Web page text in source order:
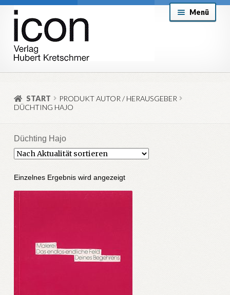
Zur
Navigation
springen
Zum
Inhalt
springen
Menü
About
Versand & Lieferung
Aktuell
START
PRODUKT AUTOR / HERAUSGEBER
DÜCHTING HAJO
Düchting Hajo
Einzelnes Ergebnis wird angezeigt